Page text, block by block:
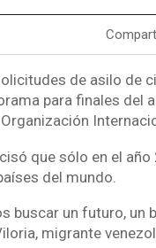
de asilo de
para finales del
que sólo en el
del mundo.
buscar un futuro, un
migrante